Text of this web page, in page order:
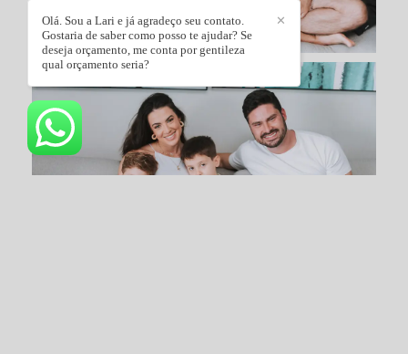
✕
Olá. Sou a Lari e já agradeço seu contato.
Gostaria de saber como posso te ajudar? Se
deseja orçamento, me conta por gentileza
qual orçamento seria?